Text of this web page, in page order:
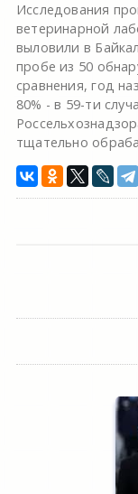
Исследования
ветеринарной
выловили в
пробе из 50
сравнения, год
80% - в 59-ти
тщательно